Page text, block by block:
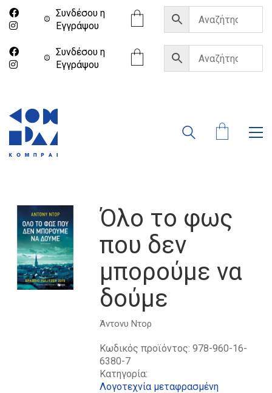
Συνδέσου η
Eγγράψου
Συνδέσου η
Eγγράψου
Όλο το φως
που δεν
μπορούμε να
δούμε
Άντονυ Ντορ
Κωδικός προϊόντος:978-960-16-
6380-7
Κατηγορία:
Λογοτεχνία μεταφρασμένη